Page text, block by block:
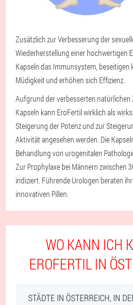
Zusätzlich zur Verbesserung der
Wiederherstellung einer hochwertigen
Kapseln das Immunsystem,
Müdigkeit und erhöhen sich Effizienz.
Aufgrund der verbesserten
Kapseln kann EroFertil wirklich als
Steigerung der Potenz und zur
Aktivität angesehen werden. Die
Behandlung von urogenitalen
Zur Prophylaxe bei Männern zwischen
indiziert. Führende Urologen beraten
innovativen Pillen.
WO KANN ICH
EROFERTIL IN
STÄDTE IN ÖSTERREICH, IN